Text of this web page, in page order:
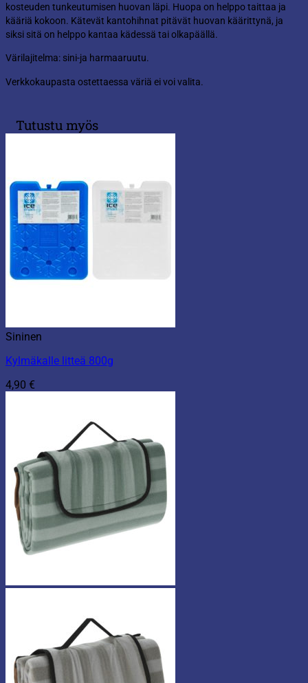
kosteuden tunkeutumisen huovan läpi. Huopa on helppo taittaa ja
kääriä kokoon. Kätevät kantohihnat pitävät huovan käärittynä, ja
siksi sitä on helppo kantaa kädessä tai olkapäällä.
Värilajitelma: sini-ja harmaaruutu.
Verkkokaupasta ostettaessa väriä ei voi valita.
Tutustu myös
Sininen
Kylmäkalle litteä 800g
4,90 €